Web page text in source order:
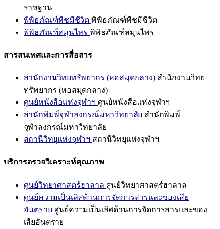
ราชฐาน
พิพิธภัณฑ์พืชมีชีวิต พิพิธภัณฑ์พืชมีชีวิต
พิพิธภัณฑ์สมุนไพร พิพิธภัณฑ์สมุนไพร
สารสนเทศและการสื่อสาร
สำนักงานวิทยทรัพยากร (หอสมุดกลาง) สำนักงานวิทย
ทรัพยากร (หอสมุดกลาง)
ศูนย์หนังสือแห่งจุฬาฯ ศูนย์หนังสือแห่งจุฬาฯ
สำนักพิมพ์จุฬาลงกรณ์มหาวิทยาลัย สำนักพิมพ์
จุฬาลงกรณ์มหาวิทยาลัย
สถานีวิทยุแห่งจุฬาฯ สถานีวิทยุแห่งจุฬาฯ
บริการตรวจวิเคราะห์คุณภาพ
ศูนย์วิทยาศาสตร์ฮาลาล ศูนย์วิทยาศาสตร์ฮาลาล
ศูนย์ความเป็นเลิศด้านการจัดการสารและของเสีย
อันตราย ศูนย์ความเป็นเลิศด้านการจัดการสารและของ
เสียอันตราย